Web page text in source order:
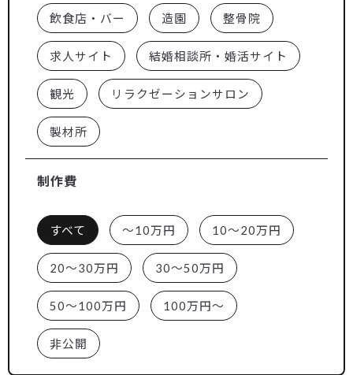
飲食店・バー 造園 整骨院
求人サイト 結婚相談所・婚活サイト
観光 リラクゼーションサロン
製材所
制作費
すべて ～10万円 10～20万円
20～30万円 30～50万円
50～100万円 100万円～
非公開